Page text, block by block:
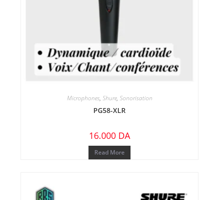
Microphones, Shure, Sonorisation
PG58-XLR
16.000 DA
Read More